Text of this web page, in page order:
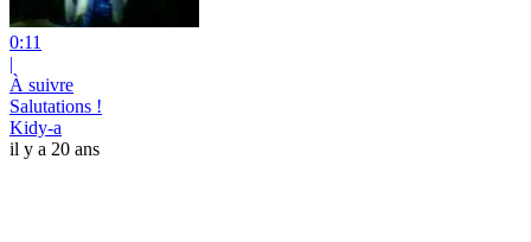
0:11
|
À suivre
Salutations !
Kidy-a
il y a 20 ans